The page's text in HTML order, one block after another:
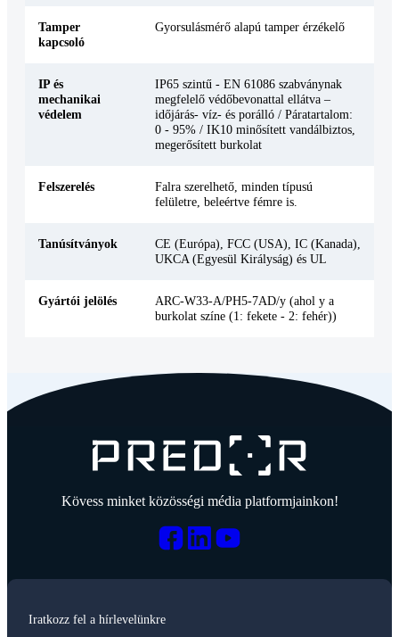
Tamper
kapcsoló
Gyorsulásmérő alapú tamper érzékelő
IP és
mechanikai
védelem
IP65 szintű - EN 61086 szabványnak
megfelelő védőbevonattal ellátva –
időjárás- víz- és porálló / Páratartalom:
0 - 95% / IK10 minősített vandálbiztos,
megerősített burkolat
Felszerelés
Falra szerelhető, minden típusú
felületre, beleértve fémre is.
Tanúsítványok
CE (Európa), FCC (USA), IC (Kanada),
UKCA (Egyesül Királyság) és UL
Gyártói jelölés
ARC-W33-A/PH5-7AD/y (ahol y a
burkolat színe (1: fekete - 2: fehér))
Kövess minket közösségi média platformjainkon!
Iratkozz fel a hírlevelünkre